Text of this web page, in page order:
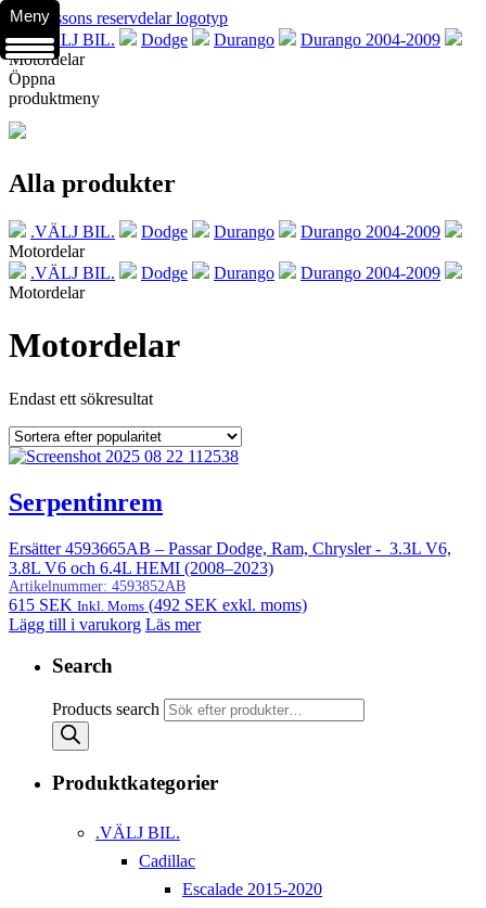
.VÄLJ BIL. Dodge Durango
Durango 2004-2009
Motordelar
Öppna
produktmeny
Alla produkter
.VÄLJ BIL. Dodge Durango
Durango 2004-2009
Motordelar
.VÄLJ BIL.
Dodge Durango
Durango 2004-2009
Motordelar
Motordelar
Endast ett sökresultat
Serpentinrem
Ersätter 4593665AB – Passar Dodge, Ram, Chrysler - 3.3L V6,
3.8L V6 och 6.4L HEMI (2008–2023)
Artikelnummer: 4593852AB
615 SEK Inkl. Moms (492 SEK exkl. moms)
Lägg till i varukorg Läs mer
Search
Products search
Produktkategorier
.VÄLJ BIL.
Cadillac
Escalade 2015-2020
Meny